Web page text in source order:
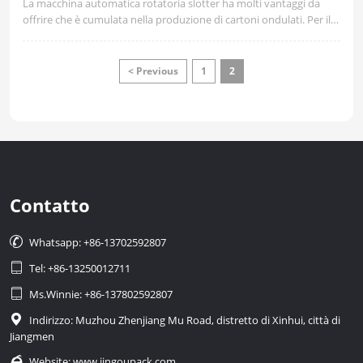
La macchina automatica rotatoria slotter ha molti vantaggi da
offrire che è cumulata nella produzione di cartoni ondulati. Per il
efficienza che precisione nel processo di produzione del cartone.
< Previous 1 2
Contatto
 Whatsapp: +86-13702592807
 Tel: +86-13250012711
 Ms.Winnie: +86-137802592807

Indirizzo: Muzhou Zhenjiang Mu Road, distretto di Xinhui, città di
Jiangmen